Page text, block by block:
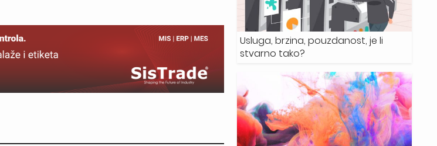
Usluga, brzina, pouzdanost, je li
stvarno tako?